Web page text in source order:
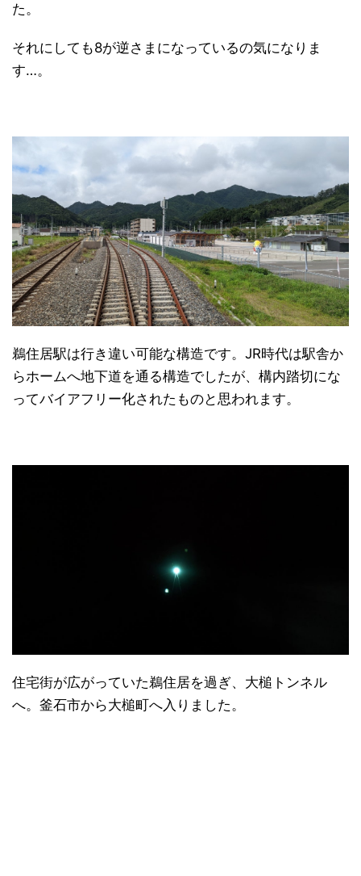
た。
それにしても8が逆さまになっているの気になりま
す…。
鵜住居駅は行き違い可能な構造です。JR時代は駅舎か
らホームへ地下道を通る構造でしたが、構内踏切にな
ってバイアフリー化されたものと思われます。
住宅街が広がっていた鵜住居を過ぎ、大槌トンネル
へ。釜石市から大槌町へ入りました。